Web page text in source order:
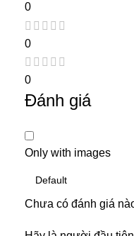
0
0
0
Đánh giá
Only with images
Chưa có đánh giá